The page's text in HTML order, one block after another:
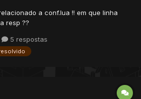
a conf.lua !! em que linha
resp ??
5 respostas